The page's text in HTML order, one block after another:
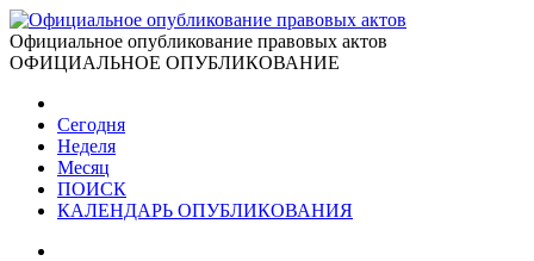
Официальное опубликование правовых актов
ОФИЦИАЛЬНОЕ ОПУБЛИКОВАНИЕ
Сегодня
Неделя
Месяц
ПОИСК
КАЛЕНДАРЬ ОПУБЛИКОВАНИЯ